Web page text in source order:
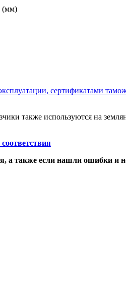
(мм)
сертификатами
также используются на
а также если нашли ошибки и